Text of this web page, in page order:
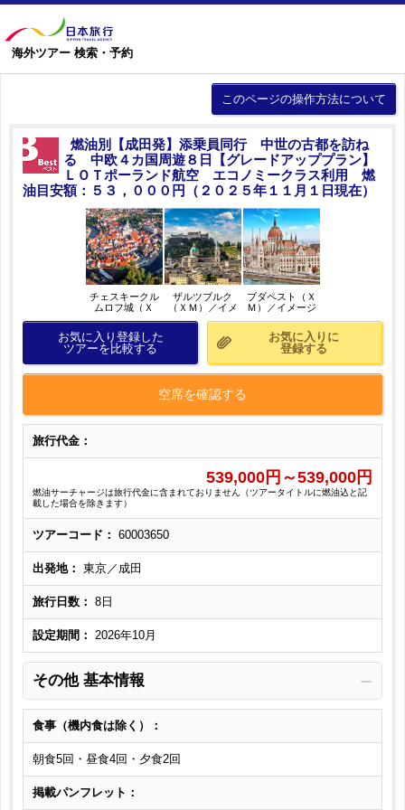
海外ツアー 検索・予約
このページの操作方法について
燃油別【成田発】添乗員同行 中世の古都を訪ね
る 中欧４カ国周遊８日【グレードアッププラン】
ＬＯＴポーランド航空 エコノミークラス利用 燃
油目安額：５３，０００円（２０２５年１１月１日現在）
チェスキークル
ムロフ城（Ｘ
ザルツブルク
（ＸＭ）／イメ
ブダペスト（Ｘ
Ｍ）／イメージ
お気に入り登録した
ツアーを比較する
お気に入りに
登録する
空席を確認する
旅行代金：
539,000 円～539,000 円
燃油サーチャージは旅行代金に含まれておりません（ツアータイトルに燃油込と記
載した場合を除きます）
ツアーコード： 60003650
出発地： 東京／成田
旅行日数： 8日
設定期間： 2026年10月
その他 基本情報
食事（機内食は除く）：
朝食5回・昼食4回・夕食2回
掲載パンフレット：